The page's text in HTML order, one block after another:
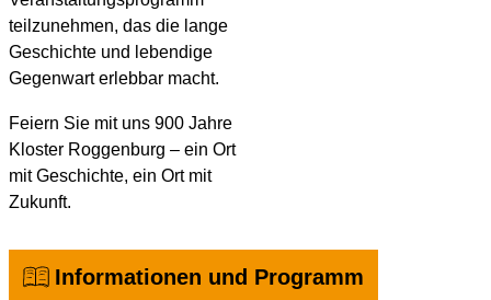
teilzunehmen, das die lange
Geschichte und lebendige
Gegenwart erlebbar macht.
Feiern Sie mit uns 900 Jahre
Kloster Roggenburg – ein Ort
mit Geschichte, ein Ort mit
Zukunft.
Informationen und Programm